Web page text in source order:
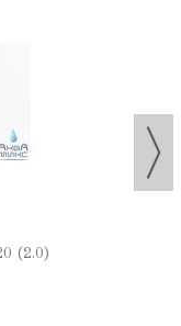
(2.0)